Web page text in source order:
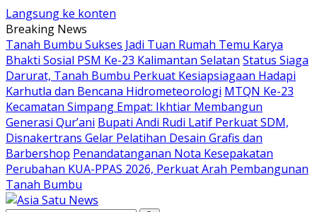
Langsung ke konten
Breaking News
Tanah Bumbu Sukses Jadi Tuan Rumah Temu Karya
Bhakti Sosial PSM Ke-23 Kalimantan Selatan Status Siaga
Darurat, Tanah Bumbu Perkuat Kesiapsiagaan Hadapi
Karhutla dan Bencana Hidrometeorologi MTQN Ke-23
Kecamatan Simpang Empat: Ikhtiar Membangun
Generasi Qur’ani Bupati Andi Rudi Latif Perkuat SDM,
Disnakertrans Gelar Pelatihan Desain Grafis dan
Barbershop Penandatanganan Nota Kesepakatan
Perubahan KUA-PPAS 2026, Perkuat Arah Pembangunan
Tanah Bumbu